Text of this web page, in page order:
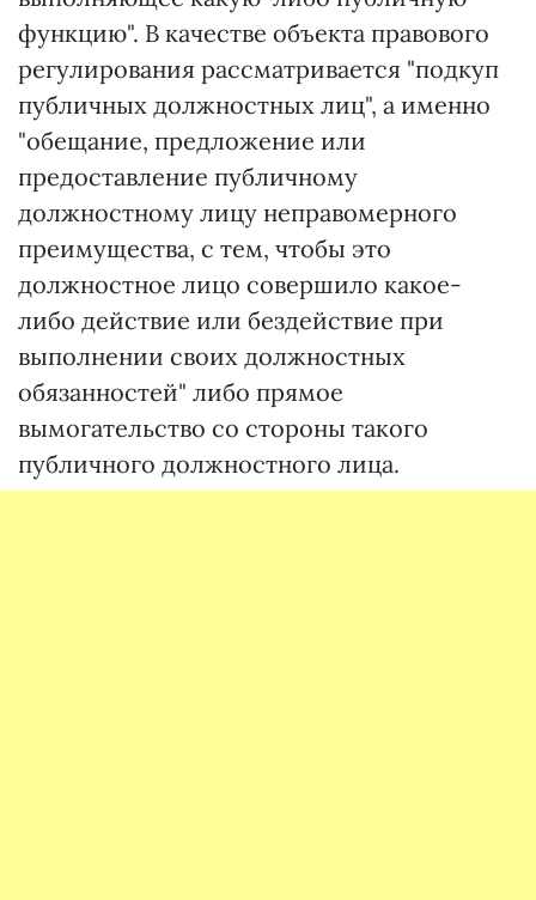
функцию". В качестве объекта правового
регулирования рассматривается "подкуп
публичных должностных лиц", а именно
"обещание, предложение или
предоставление публичному
должностному лицу неправомерного
преимущества, с тем, чтобы это
должностное лицо совершило какое-
либо действие или бездействие при
выполнении своих должностных
обязанностей" либо прямое
вымогательство со стороны такого
публичного должностного лица.